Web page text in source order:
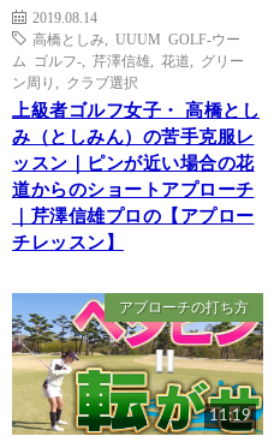
2019.08.14
高橋としみ
UUUM GOLF-ウー
ム ゴルフ-
芹澤信雄 花道
グリー
ン周り
クラブ選択
上級者ゴルフ女子・ 高橋とし
み（としみん）の苦手克服レ
ッスン｜ピンが近い場合の花
道からのショートアプローチ
｜芹澤信雄プロの【アプロー
チレッスン】
アプローチの打ち方
11:19